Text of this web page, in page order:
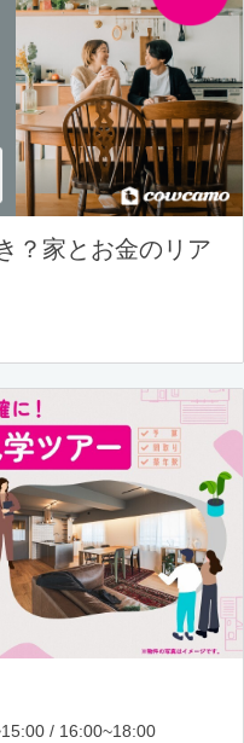
？家とお金のリア
/ 16:00~18:00